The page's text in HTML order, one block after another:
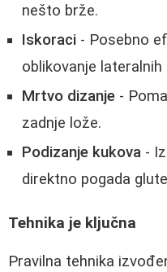
nešto brže.
Iskoraci - Posebno
oblikovanje lateralnih
Mrtvo dizanje -
zadnje lože.
Podizanje kukova -
direktno pogada
Tehnika je ključna
Pravilna tehnika